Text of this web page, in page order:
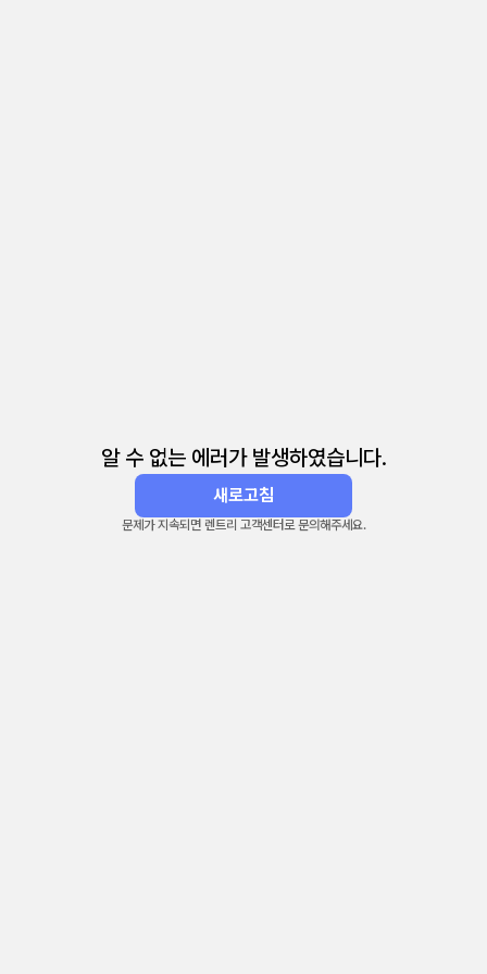
알 수 없는 에러가 발생하였습니다.
새로고침
문제가 지속되면 렌트리 고객센터로 문의해주세요.